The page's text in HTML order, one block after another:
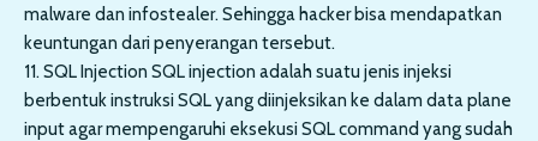
malware dan infostealer. Sehingga hacker bisa mendapatkan
keuntungan dari penyerangan tersebut.
11. SQL Injection SQL injection adalah suatu jenis injeksi
berbentuk instruksi SQL yang diinjeksikan ke dalam data plane
input agar mempengaruhi eksekusi SQL command yang sudah